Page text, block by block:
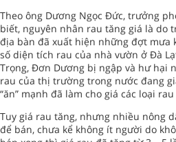
Theo ông Dương Ngọc Đức, trưởng
biết, nguyên nhân rau tăng giá là do
địa bàn đã xuất hiện những đợt mưa
số diện tích rau của nhà vườn ở Đà
Trọng, Đơn Dương bị ngập và hư hại
rau của thị trường trong nước đang
“ăn” mạnh đã làm cho giá các loại
Tuy giá rau tăng, nhưng nhiều nông
để bán, chưa kể không ít người do